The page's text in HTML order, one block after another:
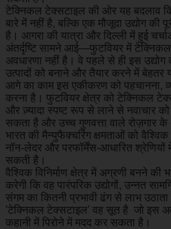
टेक्निकल टेक्सटाइल की ओर यह बदलाव
बारे में नहीं है, बल्कि एक मौजूदा उद्योग की
है। आगरा की यात्रा और दिल्ली में हुई
अंतर्दृष्टि सामने आई—फुटवियर में
अवधारणा नहीं है। वे पहले से ही इस
उत्पादों को बनाने और तैयार करने में बेहतर
आगे का काम इस एकीकरण को पहचानना,
करना है। फुटवियर क्षेत्र को टेक्निकल
और ज़्यादा स्पष्ट रूप से लाने से नवाचार को
सकता है और उच्च गुणवत्ता वाले रोज़गार
भारत की मैन्युफैक्चरिंग क्षमताओं को
नॉन-लेदर और परफॉर्मेंस-आधारित श्रेणियों
सकती है।
वैश्विक विनिर्माण क्षेत्र में अग्रणी बनने की
करेगी कि वह पारंपरिक उद्योगों, उन्नत
संगम का कितनी प्रभावी ढंग से लाभ
'टेक्निकल टेक्सटाइल' वह सूत है जो इस
कहानी में पिरोने में मदद कर सकता है।